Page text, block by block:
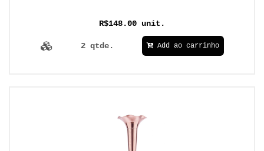
R$148.00 unit.
2 qtde. Add ao carrinho